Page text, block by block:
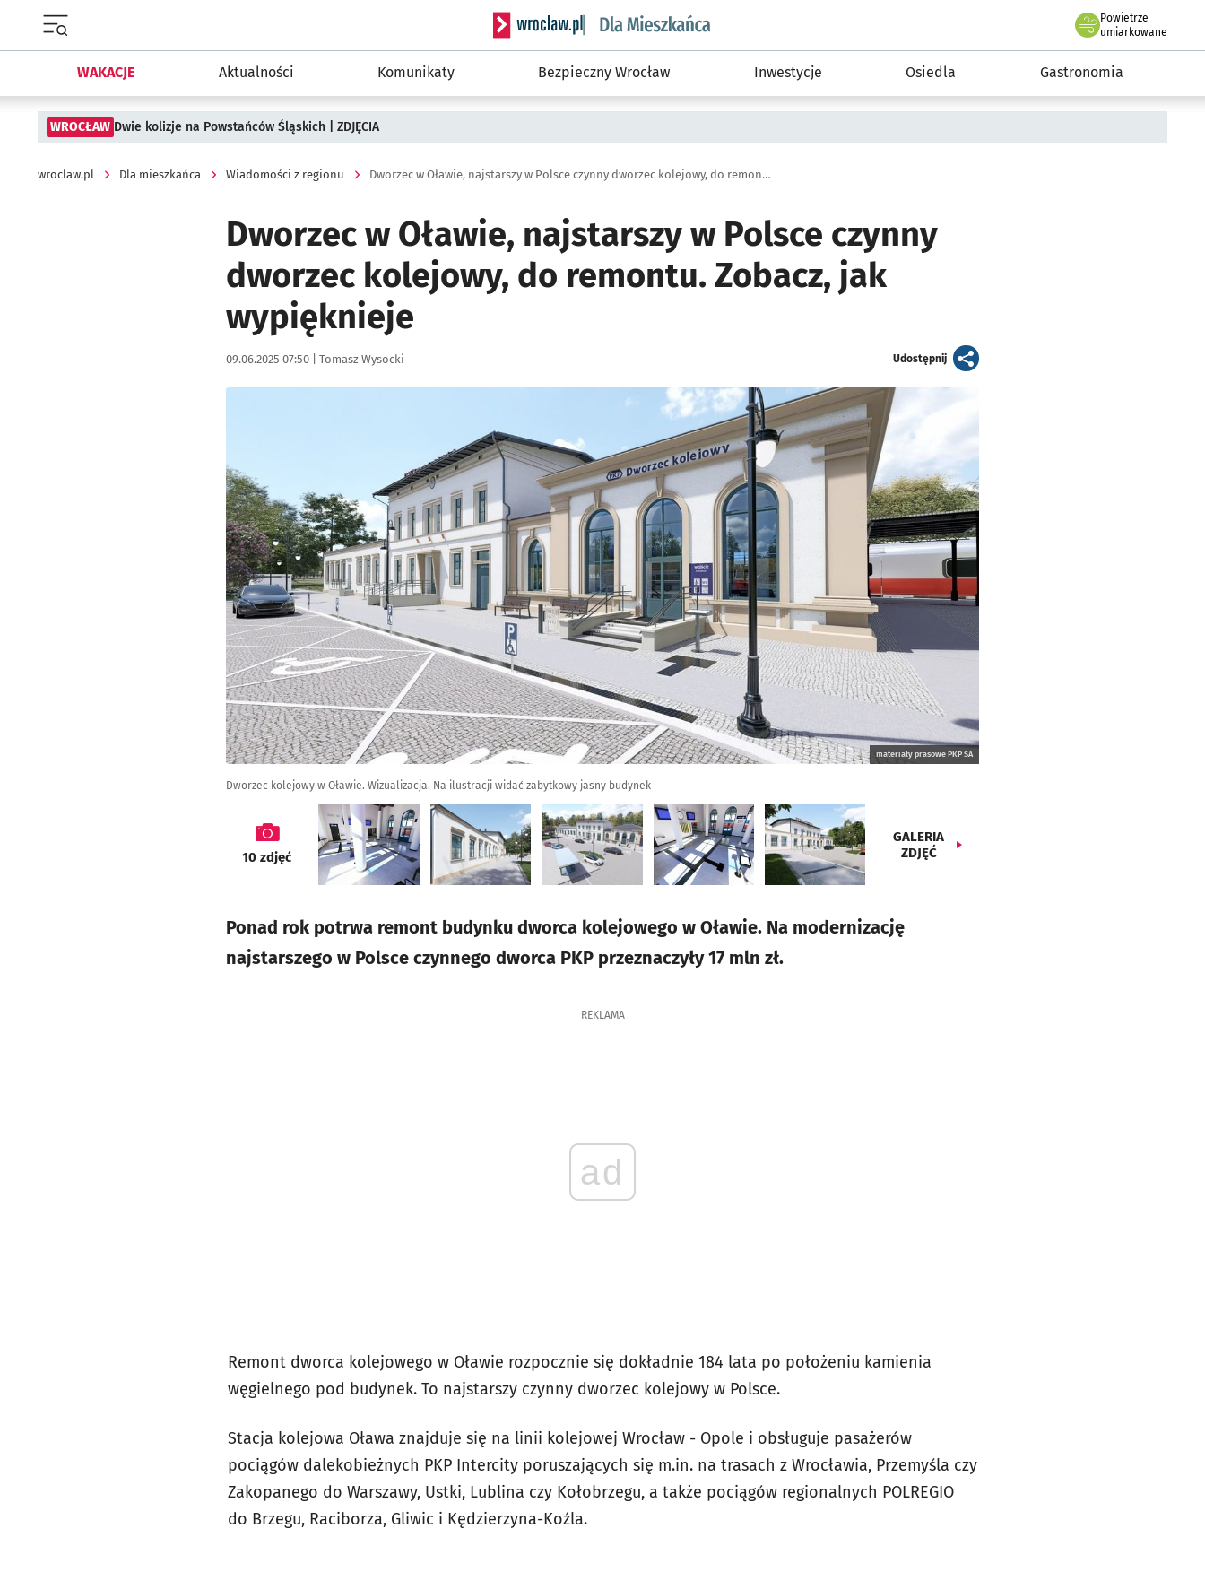
Serwis informacyjny wroclaw.pl podserwis: Dla mieszkańca
Powietrze
we Wrocławiu
umiarkowane
WAKACJE Aktualności Komunikaty Bezpieczny Wrocław Inwestycje Osiedla Gastronomia
WROCŁAW Dwie kolizje na Powstańców Śląskich | ZDJĘCIA
wroclaw.pl Dla mieszkańca Wiadomości z regionu Dworzec w Oławie, najstarszy w Polsce czynny dworzec kolejowy, do remontu
Dworzec w Oławie, najstarszy w Polsce czynny
dworzec kolejowy, do remontu. Zobacz, jak
wypięknieje
Data publikacji:
09.06.2025 07:50 | Autor:
Tomasz Wysocki Udostępnijartykuł
materiały prasowe PKP SA
Dworzec kolejowy w Oławie. Wizualizacja. Na ilustracji widać zabytkowy jasny budynek
galeria
10 zdjęć
GALERIA
ZDJĘĆ
Ponad rok potrwa remont budynku dworca kolejowego w Oławie. Na modernizację
najstarszego w Polsce czynnego dworca PKP przeznaczyły 17 mln zł.
REKLAMA
ad
Remont dworca kolejowego w Oławie rozpocznie się dokładnie 184 lata po położeniu kamienia
węgielnego pod budynek. To najstarszy czynny dworzec kolejowy w Polsce.
Stacja kolejowa Oława znajduje się na linii kolejowej Wrocław - Opole i obsługuje pasażerów
pociągów dalekobieżnych PKP Intercity poruszających się m.in. na trasach z Wrocławia, Przemyśla czy
Zakopanego do Warszawy, Ustki, Lublina czy Kołobrzegu, a także pociągów regionalnych POLREGIO
do Brzegu, Raciborza, Gliwic i Kędzierzyna-Koźla.